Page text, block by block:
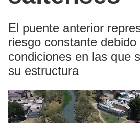
El puente anterior
riesgo constante debido
condiciones en las que
su estructura